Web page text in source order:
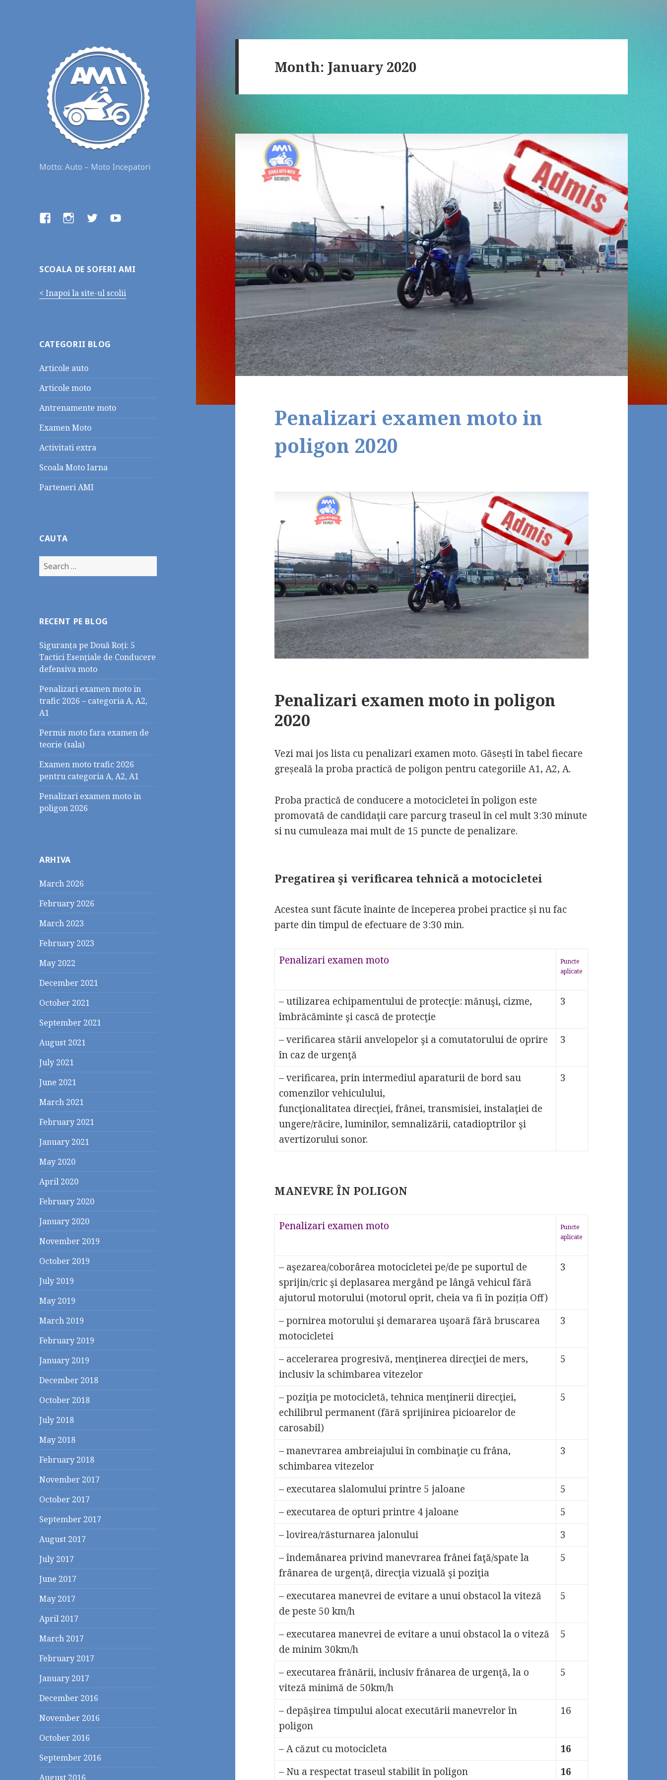
Motto: Auto – Moto Incepatori
facebookinstagramtwitteryoutube
SCOALA DE SOFERI AMI
< Inapoi la site-ul scolii
CATEGORII BLOG
Articole auto
Articole moto
Antrenamente moto
Examen Moto
Activitati extra
Scoala Moto Iarna
Parteneri AMI
CAUTA
Search
for:
RECENT PE BLOG
Siguranța pe Două Roți: 5
Tactici Esențiale de Conducere
defensiva moto
Penalizari examen moto in
trafic 2026 – categoria A, A2,
A1
Permis moto fara examen de
teorie (sala)
Examen moto trafic 2026
pentru categoria A, A2, A1
Penalizari examen moto in
poligon 2026
ARHIVA
March 2026
February 2026
March 2023
February 2023
May 2022
December 2021
October 2021
September 2021
August 2021
July 2021
June 2021
March 2021
February 2021
January 2021
May 2020
April 2020
February 2020
January 2020
November 2019
October 2019
July 2019
May 2019
March 2019
February 2019
January 2019
December 2018
October 2018
July 2018
May 2018
February 2018
November 2017
October 2017
September 2017
August 2017
July 2017
June 2017
May 2017
April 2017
March 2017
February 2017
January 2017
December 2016
November 2016
October 2016
September 2016
August 2016
Month: January 2020
Penalizari examen moto in
poligon 2020
Penalizari examen moto in poligon
2020
Vezi mai jos lista cu penalizari examen moto. Găsești în tabel fiecare
greșeală la proba practică de poligon pentru categoriile A1, A2, A.
Proba practică de conducere a motocicletei în poligon este
promovată de candidaţii care parcurg traseul în cel mult 3:30 minute
si nu cumuleaza mai mult de 15 puncte de penalizare.
Pregatirea şi verificarea tehnică a motocicletei
Acestea sunt făcute înainte de începerea probei practice și nu fac
parte din timpul de efectuare de 3:30 min.
Penalizari examen moto
Puncte
aplicate
– utilizarea echipamentului de protecţie: mănuşi, cizme,
îmbrăcăminte şi cască de protecţie
3
– verificarea stării anvelopelor şi a comutatorului de oprire
în caz de urgenţă
3
– verificarea, prin intermediul aparaturii de bord sau
comenzilor vehiculului,
funcţionalitatea direcţiei, frânei, transmisiei, instalaţiei de
ungere/răcire, luminilor, semnalizării, catadioptrilor şi
avertizorului sonor.
3
MANEVRE ÎN POLIGON
Penalizari examen moto
Puncte
aplicate
– aşezarea/coborârea motocicletei pe/de pe suportul de
sprijin/cric şi deplasarea mergând pe lângă vehicul fără
ajutorul motorului (motorul oprit, cheia va fi în poziția Off)
3
– pornirea motorului şi demararea uşoară fără bruscarea
motocicletei
3
– accelerarea progresivă, menţinerea direcţiei de mers,
inclusiv la schimbarea vitezelor
5
– poziţia pe motocicletă, tehnica menţinerii direcţiei,
echilibrul permanent (fără sprijinirea picioarelor de
carosabil)
5
– manevrarea ambreiajului în combinaţie cu frâna,
schimbarea vitezelor
3
– executarea slalomului printre 5 jaloane
5
– executarea de opturi printre 4 jaloane
5
– lovirea/răsturnarea jalonului
3
– îndemânarea privind manevrarea frânei faţă/spate la
frânarea de urgenţă, direcţia vizuală şi poziţia
5
– executarea manevrei de evitare a unui obstacol la viteză
de peste 50 km/h
5
– executarea manevrei de evitare a unui obstacol la o viteză
de minim 30km/h
5
– executarea frănării, inclusiv frânarea de urgenţă, la o
viteză minimă de 50km/h
5
– depăşirea timpului alocat executării manevrelor în
poligon
16
– A căzut cu motocicleta
16
– Nu a respectat traseul stabilit în poligon
16